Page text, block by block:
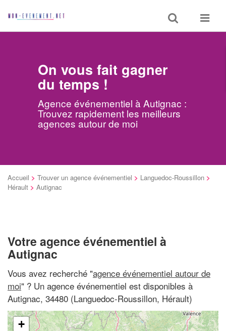
Toggle
search
Toggle
On vous fait gagner
du temps !
Agence événementiel à Autignac :
Trouvez rapidement les meilleurs
agences autour de moi
Accueil > Trouver un agence événementiel > Languedoc-Roussillon >
Hérault > Autignac
Votre agence événementiel à
Autignac
Vous avez recherché "agence événementiel autour de
moi" ? Un agence événementiel est disponibles à
Autignac, 34480 (Languedoc-Roussillon, Hérault)
+